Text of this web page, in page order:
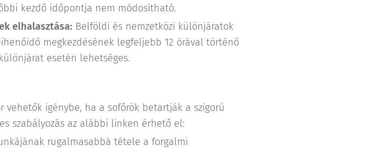
kezdő időpontja nem módosítható.
elhalasztása: Belföldi és nemzetközi különjáratok
megkezdésének legfeljebb 12 órával történő
esetén lehetséges.
vehetők igénybe, ha a sofőrök betartják a szigorú
szabályozás az alábbi linken érhető el:
rugalmasabbá tétele a forgalmi